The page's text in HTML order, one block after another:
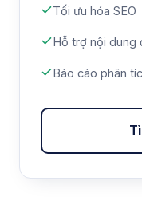
Tối ưu hóa SEO
Hỗ trợ nội dung
Báo cáo phân